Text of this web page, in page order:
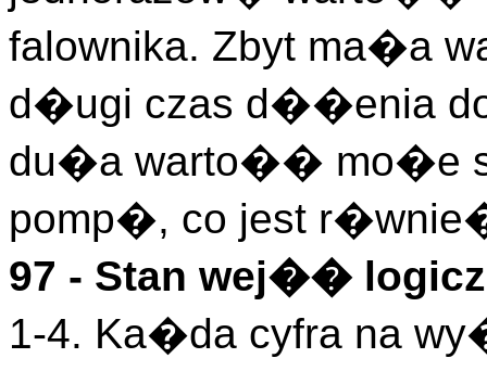
falownika. Zbyt ma�a
d�ugi czas d��enia
du�a warto�� mo�e
pomp�, co jest
97 - Stan wej��
1-4. Ka�da cyfra na